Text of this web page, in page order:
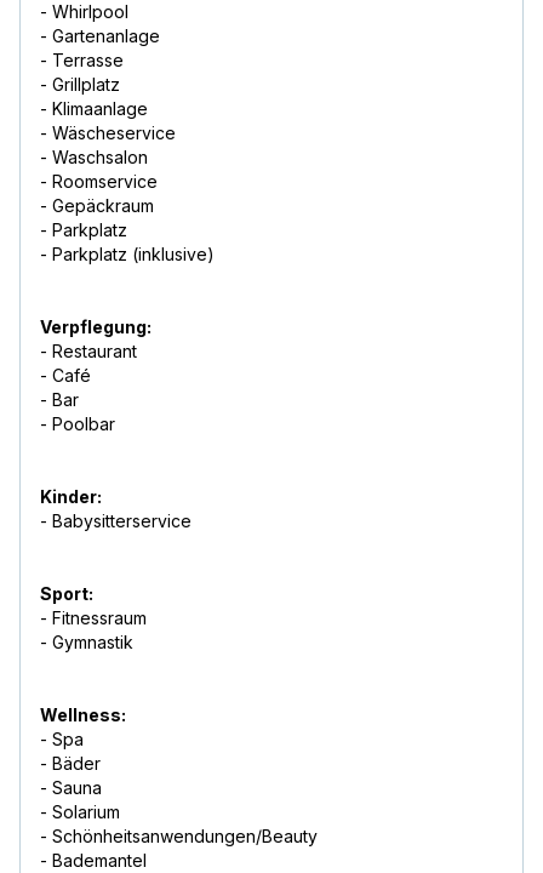
- Whirlpool
- Gartenanlage
- Terrasse
- Grillplatz
- Klimaanlage
- Wäscheservice
- Waschsalon
- Roomservice
- Gepäckraum
- Parkplatz
- Parkplatz (inklusive)
Verpflegung:
- Restaurant
- Café
- Bar
- Poolbar
Kinder:
- Babysitterservice
Sport:
- Fitnessraum
- Gymnastik
Wellness:
- Spa
- Bäder
- Sauna
- Solarium
- Schönheitsanwendungen/Beauty
- Bademantel